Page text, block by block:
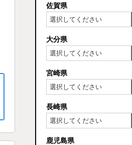
佐賀県
大分県
宮崎県
長崎県
鹿児島県